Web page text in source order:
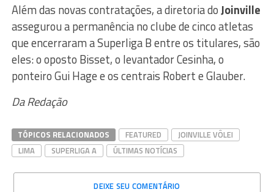
Além das novas contratações, a diretoria doJoinville
assegurou a permanência no clube de cinco atletas
que encerraram a Superliga B entre os titulares, são
eles: o oposto Bisset, o levantador Cesinha, o
ponteiro Gui Hage e os centrais Robert e Glauber.
Da Redação
TÓPICOS RELACIONADOS FEATURED
JOINVILLE VÔLEI
LIMA
SUPERLIGA A ÚLTIMAS NOTÍCIAS
DEIXE SEU COMENTÁRIO